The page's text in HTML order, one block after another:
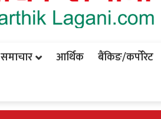
समाचार आर्थिक बैंकिङ/कर्पोरेट